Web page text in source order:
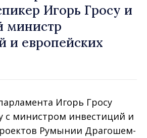
Игорь Гросу и
министр
и европейских
Игорь Гросу
с министром инвестиций и
Румынии Драгошем-